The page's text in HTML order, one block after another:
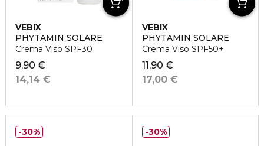
VEBIX
PHYTAMIN SOLARE
Crema Viso SPF30
9,90 €
14,14 €
VEBIX
PHYTAMIN SOLARE
Crema Viso SPF50+
11,90 €
17,00 €
30% 30%